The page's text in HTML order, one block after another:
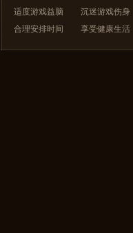
适度游戏益脑
沉迷游戏伤身
合理安排时间
享受健康生活